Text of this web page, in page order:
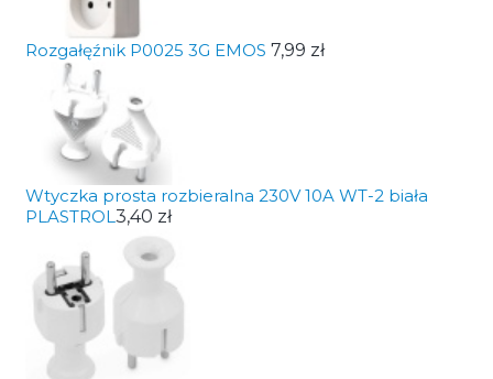
Rozgałęźnik P0025 3G EMOS 7,99 zł
Wtyczka prosta rozbieralna 230V 10A WT-2 biała
PLASTROL3,40 zł